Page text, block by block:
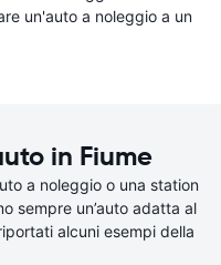
un'auto a noleggio a un
in Fiume
a noleggio o una station
sempre un’auto adatta al
alcuni esempi della